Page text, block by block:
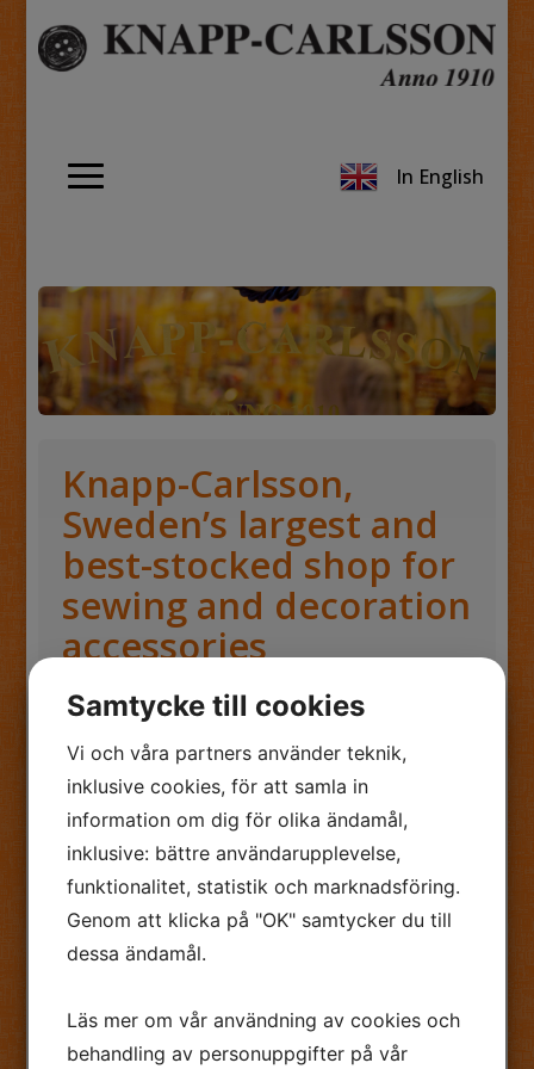
In English
Knapp-Carlsson,
Sweden’s largest and
best-stocked shop for
sewing and decoration
accessories
Knapp-Carlsson is located at Kyrkogatan 34 in
1910 by Albert Carlsson. He named the shop
Knapp-Carlsson. Knapp is the swedish word for
”button”.
Personal service is still done over the counter,
and today’s customers have even more articles
to choose among. Our staff is well trained,
have great knowledge and are happy to give
Here you will find zippers, dummies, wire,
Samtycke till cookies
Vi och våra partners använder teknik,
inklusive cookies, för att samla in
information om dig för olika ändamål,
inklusive: bättre användarupplevelse,
funktionalitet, statistik och marknadsföring.
Genom att klicka på "OK" samtycker du till
dessa ändamål.
Läs mer om vår användning av cookies och
behandling av personuppgifter på vår